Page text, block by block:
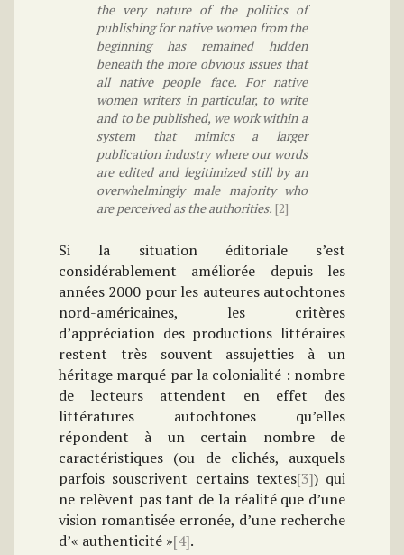
the very nature of the politics of
publishing for native women from the
beginning has remained hidden
beneath the more obvious issues that
all native people face. For native
women writers in particular, to write
and to be published, we work within a
system that mimics a larger
publication industry where our words
are edited and legitimized still by an
overwhelmingly male majority who
are perceived as the authorities. [2]
Si la situation éditoriale s’est
considérablement améliorée depuis les
années 2000 pour les auteures autochtones
nord-américaines, les critères
d’appréciation des productions littéraires
restent très souvent assujetties à un
héritage marqué par la colonialité : nombre
de lecteurs attendent en effet des
littératures autochtones qu’elles
répondent à un certain nombre de
caractéristiques (ou de clichés, auxquels
parfois souscrivent certains textes[3]) qui
ne relèvent pas tant de la réalité que d’une
vision romantisée erronée, d’une recherche
d’« authenticité »[4].